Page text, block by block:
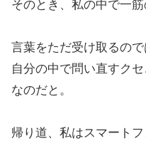
そのとき、私の中で一筋
言葉をただ受け取るので
自分の中で問い直すク
なのだと。
帰り道、私はスマート